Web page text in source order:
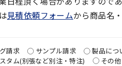
見積依頼フォームから商品名
請求 サンプル請求
製品につ
タム(別張など別注・特注)
その他